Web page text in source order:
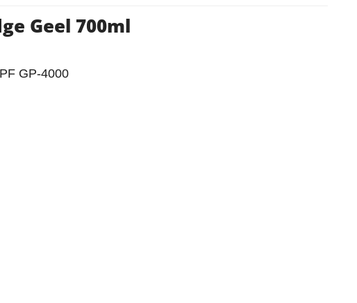
Geel 700ml
GP-4000